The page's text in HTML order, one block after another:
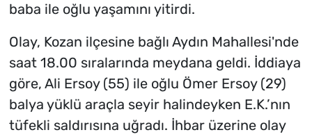
baba ile oğlu yaşamını yitirdi.
Olay, Kozan ilçesine bağlı Aydın Mahallesi'nde
saat 18.00 sıralarında meydana geldi. İddiaya
göre, Ali Ersoy (55) ile oğlu Ömer Ersoy (29)
balya yüklü araçla seyir halindeyken E.K.’nın
tüfekli saldırısına uğradı. İhbar üzerine olay